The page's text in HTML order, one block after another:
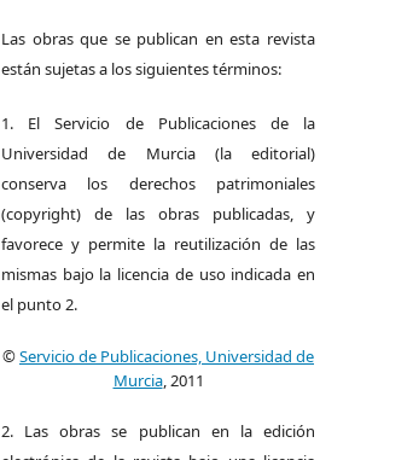
Las obras que se publican en esta revista
están sujetas a los siguientes términos:
1. El Servicio de Publicaciones de la
Universidad de Murcia (la editorial)
conserva los derechos patrimoniales
(copyright) de las obras publicadas, y
favorece y permite la reutilización de las
mismas bajo la licencia de uso indicada en
el punto 2.
©Servicio de Publicaciones, Universidad de
Murcia, 2011
2. Las obras se publican en la edición